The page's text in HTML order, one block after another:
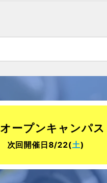
オープンキャンパス
次回開催日8/22(土)